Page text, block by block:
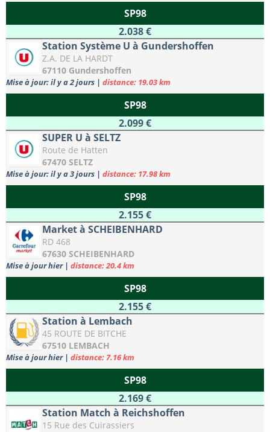
SP98
2.038 €
Station Système U à Gundershoffen
Z.A. DE LA HARDT
67110 Gundershoffen
Mise à jour: il y a 2 jours | distance: 19.03 km
SP98
2.099 €
SUPER U à SELTZ
Route de Hatten
67470 SELTZ
Mise à jour: il y a 3 jours | distance: 17.98 km
SP98
2.155 €
Market à SCHEIBENHARD
RD 468
67630 SCHEIBENHARD
Mise à jour hier | distance: 20.4 km
SP98
2.155 €
Station à Lembach
45 ROUTE DE BITCHE
67510 LEMBACH
Mise à jour hier | distance: 7.16 km
SP98
2.169 €
Station Match à Reichshoffen
15 Rue des Cuirassiers